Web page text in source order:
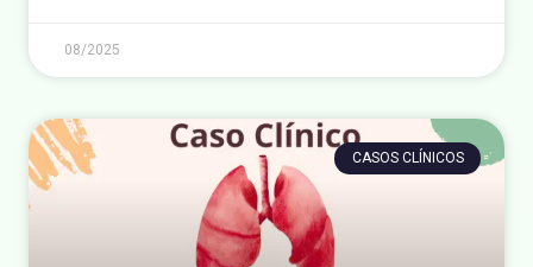
08/2025
CASOS CLÍNICOS